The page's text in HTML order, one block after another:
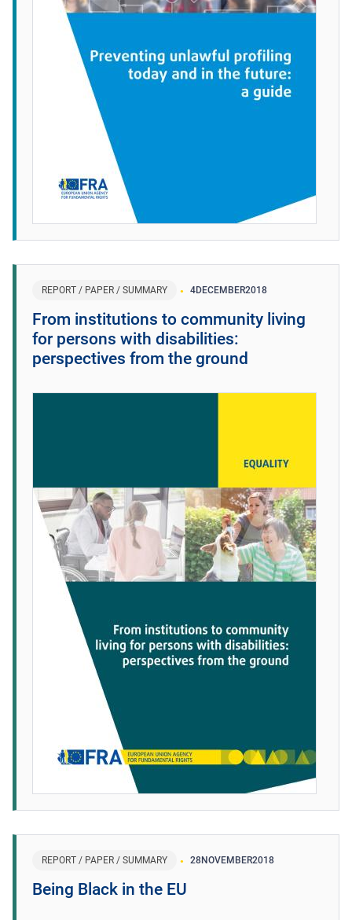
REPORT / PAPER / SUMMARY 4DECEMBER2018
From institutions to community living
for persons with disabilities:
perspectives from the ground
REPORT / PAPER / SUMMARY 28NOVEMBER2018
Being Black in the EU